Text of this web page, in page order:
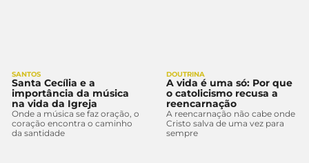
SANTOS
Santa Cecília e a
importância da música
na vida da Igreja
Onde a música se faz oração, o
coração encontra o caminho
da santidade
DOUTRINA
A vida é uma só: Por que
o catolicismo recusa a
reencarnação
A reencarnação não cabe onde
Cristo salva de uma vez para
sempre